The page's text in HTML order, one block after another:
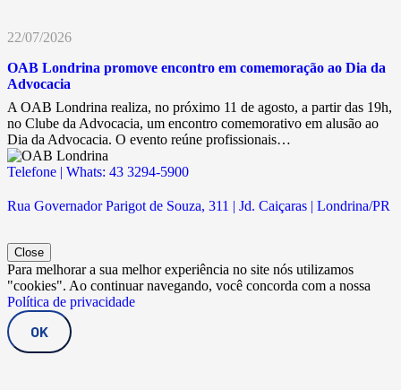
22/07/2026
OAB Londrina promove encontro em comemoração ao Dia da
Advocacia
A OAB Londrina realiza, no próximo 11 de agosto, a partir das 19h,
no Clube da Advocacia, um encontro comemorativo em alusão ao
Dia da Advocacia. O evento reúne profissionais…
Telefone | Whats: 43 3294-5900
Rua Governador Parigot de Souza, 311 | Jd. Caiçaras | Londrina/PR
Close
Para melhorar a sua melhor experiência no site nós utilizamos
"cookies". Ao continuar navegando, você concorda com a nossa
Política de privacidade
OK